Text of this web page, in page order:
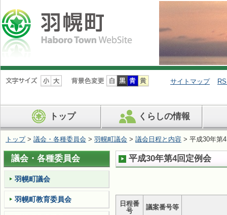
ナ
ビ
ン
を
ば
す
サイトマップ
トップ くらしの情報
トップ> 議会・各種委員会 > 羽幌町議会 > 議会日程と内容 > 平成30年第
平成30年第4回定例会
日程番
号
議案番号等
議会・各種委員会
羽幌町議会
羽幌町教育委員会